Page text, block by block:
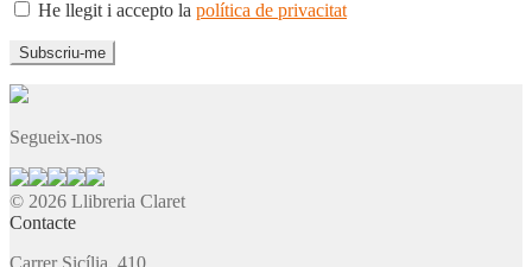
He llegit i accepto la política de privacitat
Segueix-nos
© 2026 Llibreria Claret
Contacte
Carrer Sicília, 410